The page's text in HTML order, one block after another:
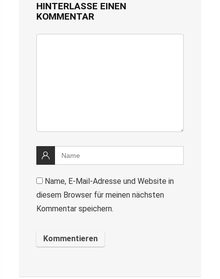
HINTERLASSE EINEN
KOMMENTAR
Name, E-Mail-Adresse und Website in
diesem Browser für meinen nächsten
Kommentar speichern.